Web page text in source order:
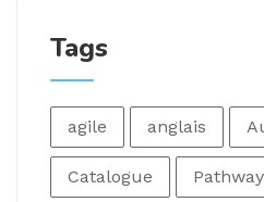
Tags
agile anglais
Catalogue Pathway